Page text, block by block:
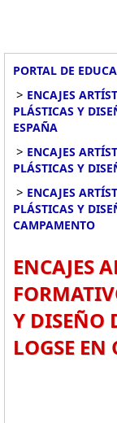
PORTAL DE
> ENCAJES
PLÁSTICAS Y
ESPAÑA
> ENCAJES
PLÁSTICAS Y
> ENCAJES
PLÁSTICAS Y
CAMPAMENTO
ENCAJES
Y DISEÑO
LOGSE